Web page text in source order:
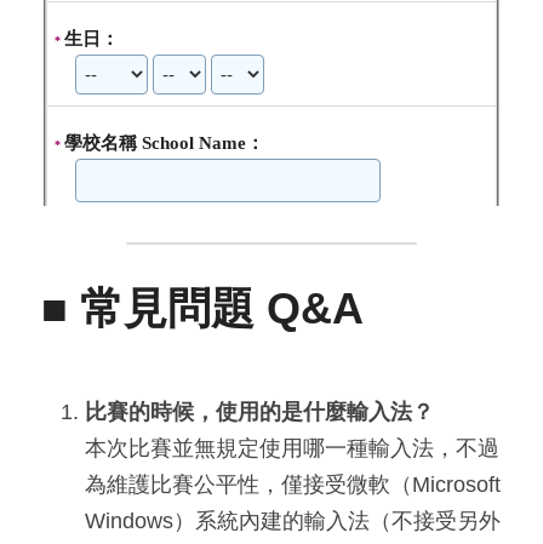
■ 常見問題 Q&A
比賽的時候，使用的是什麼輸入法？
本次比賽並無規定使用哪一種輸入法，不過
為維護比賽公平性，僅接受微軟（Microsoft
Windows）系統內建的輸入法（不接受另外